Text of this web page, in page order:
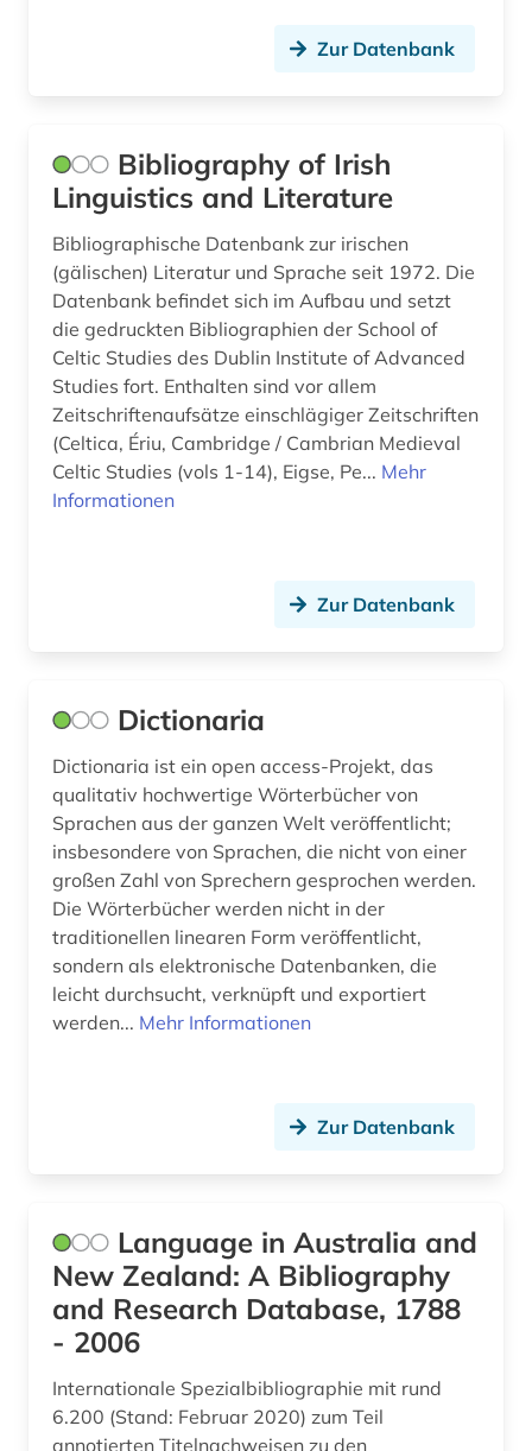
Zur Datenbank
Bibliography of Irish
Linguistics and Literature
Bibliographische Datenbank zur irischen
(gälischen) Literatur und Sprache seit 1972. Die
Datenbank befindet sich im Aufbau und setzt
die gedruckten Bibliographien der School of
Celtic Studies des Dublin Institute of Advanced
Studies fort. Enthalten sind vor allem
Zeitschriftenaufsätze einschlägiger Zeitschriften
(Celtica, Ériu, Cambridge / Cambrian Medieval
Celtic Studies (vols 1-14), Eigse, Pe... Mehr
Informationen
Zur Datenbank
Dictionaria
Dictionaria ist ein open access-Projekt, das
qualitativ hochwertige Wörterbücher von
Sprachen aus der ganzen Welt veröffentlicht;
insbesondere von Sprachen, die nicht von einer
großen Zahl von Sprechern gesprochen werden.
Die Wörterbücher werden nicht in der
traditionellen linearen Form veröffentlicht,
sondern als elektronische Datenbanken, die
leicht durchsucht, verknüpft und exportiert
werden... Mehr Informationen
Zur Datenbank
Language in Australia and
New Zealand: A Bibliography
and Research Database, 1788
- 2006
Internationale Spezialbibliographie mit rund
6.200 (Stand: Februar 2020) zum Teil
annotierten Titelnachweisen zu den